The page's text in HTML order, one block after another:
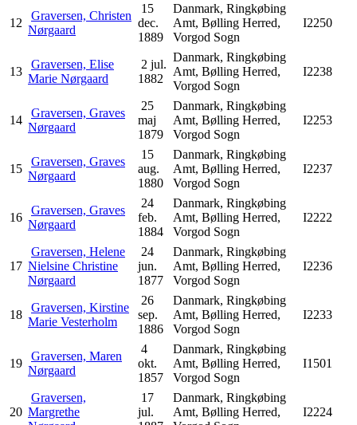
12
Graversen, Christen
Nørgaard
15
dec.
1889
Danmark, Ringkøbing
Amt, Bølling Herred,
Vorgod Sogn
I2250
13
Graversen, Elise
Marie Nørgaard
2 jul.
1882
Danmark, Ringkøbing
Amt, Bølling Herred,
Vorgod Sogn
I2238
14
Graversen, Graves
Nørgaard
25
maj
1879
Danmark, Ringkøbing
Amt, Bølling Herred,
Vorgod Sogn
I2253
15
Graversen, Graves
Nørgaard
15
aug.
1880
Danmark, Ringkøbing
Amt, Bølling Herred,
Vorgod Sogn
I2237
16
Graversen, Graves
Nørgaard
24
feb.
1884
Danmark, Ringkøbing
Amt, Bølling Herred,
Vorgod Sogn
I2222
17
Graversen, Helene
Nielsine Christine
Nørgaard
24
jun.
1877
Danmark, Ringkøbing
Amt, Bølling Herred,
Vorgod Sogn
I2236
18
Graversen, Kirstine
Marie Vesterholm
26
sep.
1886
Danmark, Ringkøbing
Amt, Bølling Herred,
Vorgod Sogn
I2233
19
Graversen, Maren
Nørgaard
4
okt.
1857
Danmark, Ringkøbing
Amt, Bølling Herred,
Vorgod Sogn
I1501
20
Graversen,
Margrethe
17
jul.
Danmark, Ringkøbing
Amt, Bølling Herred,
I2224